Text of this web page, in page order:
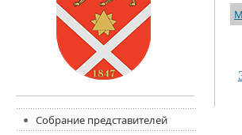
Собрание представителей